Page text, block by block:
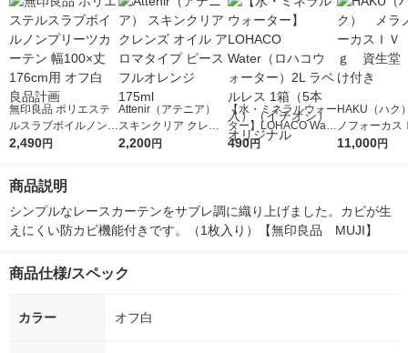
無印良品 ポリエステ
ルスラブボイルノンプ
リーツカーテン 幅100
2,490円
Attenir（アテニア）
スキンクリア クレン
ズ オイル アロマタイ
2,200円
【水・ミネラルウォー
ター】LOHACO Wate
r（ロハコウォータ
490円
HAKU（ハ
ノフォーカ
5ｇ 資生堂
11,000円
商品説明
シンプルなレースカーテンをサブレ調に織り上げました。カビが生
えにくい防カビ機能付きです。（1枚入り）【無印良品　MUJI】
商品仕様/スペック
カラー オフ白